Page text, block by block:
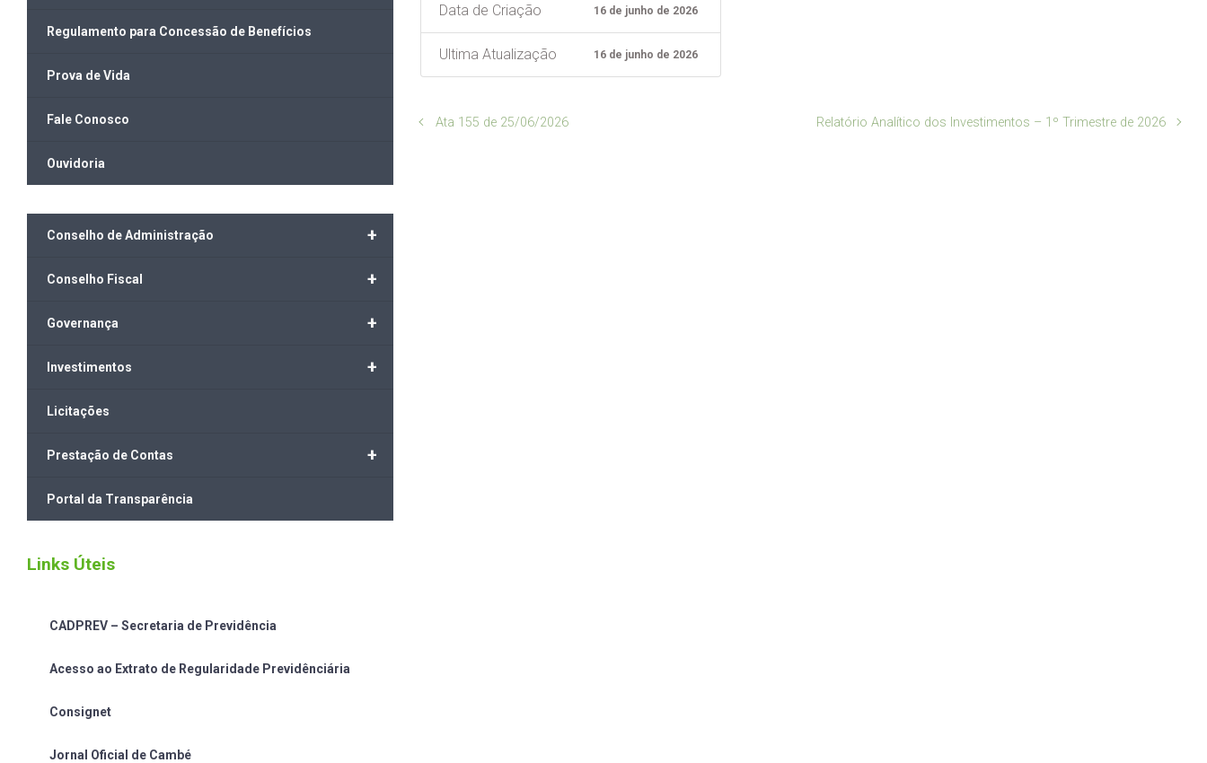
Data de Criação 16 de junho de 2026
Ultima Atualização 16 de junho de 2026
Ata 155 de 25/06/2026 Relatório Analítico dos Investimentos – 1º Trimestre de 2026
Regulamento para Concessão de Benefícios
Prova de Vida
Fale Conosco
Ouvidoria
+
Conselho de Administração
+
Conselho Fiscal
+
Governança
+
Investimentos
Licitações
+
Prestação de Contas
Portal da Transparência
Links Úteis
CADPREV – Secretaria de Previdência
Acesso ao Extrato de Regularidade Previdênciária
Consignet
Jornal Oficial de Cambé